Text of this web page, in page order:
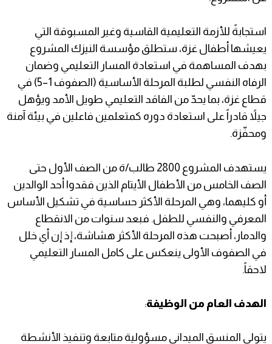
استجابةً للأزمة التعليمية القاسية وغير المسبوقة التي
يعيشها أطفال غزة، ستطلق مؤسسة النيزك المشروع
بهدف المساهمة في استعادة المسار التعليمي وضمان
الرفاه النفسي لطلبة المرحلة الأساسية (الصفوف 1–5) في
قطاع غزة، بما يحدّ من الفاقد التعليمي طويل الأمد ويؤهل
جيلاً قادراً على استعادة دوره كمتعلمين فاعلين في بيئة آمنة
ومحفّزة.
يستهدف المشروع 2800 طالب/ة من الصف الأول حتى
الصف الخامس من الأطفال الأيتام الذين فقدوا أحد الوالدين
أو كليهما، وهي المرحلة الأكثر حساسية في تشكيل الأساس
المعرفي والنفسي للطفل. فبعد سنوات من الانقطاع
والدمار، أصبحت هذه المرحلة الأكثر هشاشة، إذ إن أي خلل
في الصفوف الأولى ينعكس على كامل المسار التعليمي
لاحقاً.
الهدف العام من الوظيفة:
يتولى المنسق الميداني مسؤولية متابعة وتنفيذ الأنشطة